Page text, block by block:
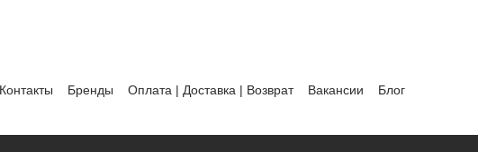
Контакты Бренды Оплата | Доставка | Возврат Вакансии
Блог